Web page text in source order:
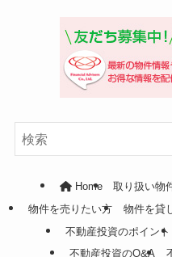
Home 取り扱い物
物件を売りたい方
物件を貸
不動産投資のポイント
不動産投資のQ&A